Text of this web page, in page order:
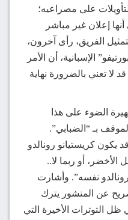
على مصراعيه؛
إعلان غير مباشر
الفريق، رأى آخرون،
الإسبانية، أن الأمر
تعني بالضرورة نهاية
الضوء على هذا
بـ “الضبابي”.
يكون كريستيانو رونالدو
أو ربما لا..
رونالدو نفسه”. وأشارت
عن المنشور يترك
التوترات الأخيرة التي